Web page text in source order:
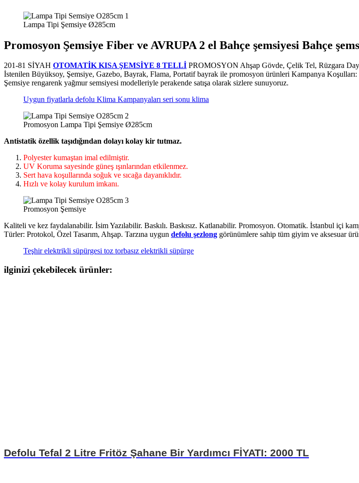
Lampa Tipi Şemsiye Ø285cm
Promosyon Şemsiye Fiber ve AVRUPA 2 el Bahçe şemsiyesi Bahçe
201-81 SİYAH OTOMATİK KISA ŞEMSİYE 8 TELLİ PROMOSYON Ahşap Gövde, Çelik Tel, Rüzgara
İstenilen Büyüksoy, Şemsiye, Gazebo, Bayrak, Flama, Portatif bayrak ile promosyon ürünleri Kampanya
Şemsiye rengarenk yağmur semsiyesi modelleriyle perakende satışa olarak sizlere sunuyoruz.
Uygun fiyatlarla defolu Klima Kampanyaları seri sonu klima
Promosyon Lampa Tipi Şemsiye Ø285cm
Antistatik özellik taşıdığından dolayı kolay kir tutmaz.
Polyester kumaştan imal edilmiştir.
UV Koruma sayesinde güneş ışınlarından etkilenmez.
Sert hava koşullarında soğuk ve sıcağa dayanıklıdır.
Hızlı ve kolay kurulum imkanı.
Promosyon Şemsiye
Kaliteli ve kez faydalanabilir. İsim Yazılabilir. Baskılı. Baskısız. Katlanabilir. Promosyon. Otomatik. İstanbul içi
Türler: Protokol, Özel Tasarım, Ahşap. Tarzına uygun defolu şezlong görünümlere sahip tüm giyim ve aksesuar
Teşhir elektrikli süpürgesi toz torbasız elektrikli süpürge
ilginizi çekebilecek ürünler:
Defolu Tefal 2 Litre Fritöz Şahane Bir Yardımcı FİYATI: 2000 TL